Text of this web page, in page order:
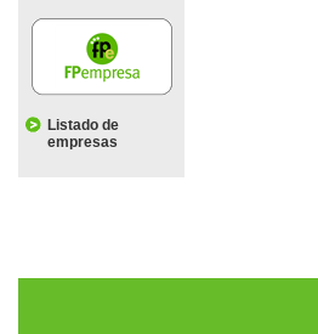
Listado de
empresas